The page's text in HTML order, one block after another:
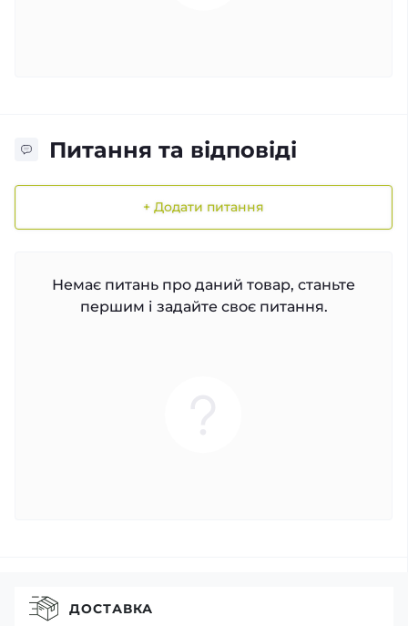
Питання та відповіді
+ Додати питання
Немає питань про даний товар, станьте
першим і задайте своє питання.
ДОСТАВКА